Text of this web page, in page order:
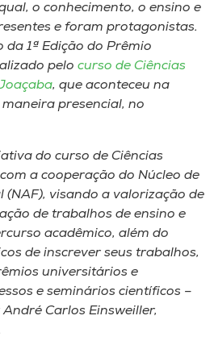
o conhecimento, o ensino e
e foram protagonistas.
1ª Edição do Prêmio
pelo curso de Ciências
, que aconteceu na
presencial, no
do curso de Ciências
a cooperação do Núcleo de
(NAF), visando a valorização de
de trabalhos de ensino e
acadêmico, além do
de inscrever seus trabalhos,
universitários e
e seminários científicos –
Carlos Einsweiller,